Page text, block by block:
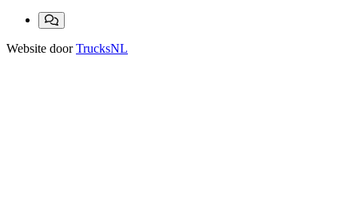
Website door TrucksNL